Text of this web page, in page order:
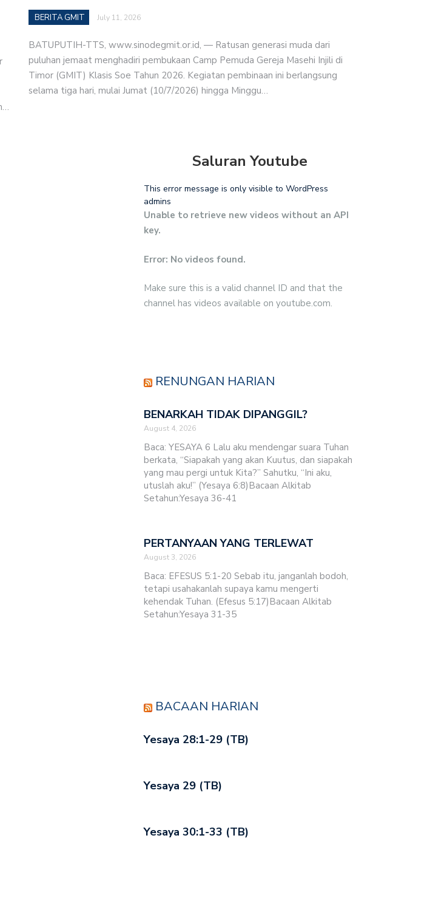
BERITA GMIT July 11, 2026
BATUPUTIH-TTS, www.sinodegmit.or.id, — Ratusan generasi muda dari
puluhan jemaat menghadiri pembukaan Camp Pemuda Gereja Masehi Injili di
Timor (GMIT) Klasis Soe Tahun 2026. Kegiatan pembinaan ini berlangsung
selama tiga hari, mulai Jumat (10/7/2026) hingga Minggu…
Saluran Youtube
This error message is only visible to WordPress
admins
Unable to retrieve new videos without an API
key.
Error: No videos found.
Make sure this is a valid channel ID and that the
channel has videos available on youtube.com.
RENUNGAN HARIAN
BENARKAH TIDAK DIPANGGIL?
August 4, 2026
Baca: YESAYA 6 Lalu aku mendengar suara Tuhan
berkata, “Siapakah yang akan Kuutus, dan siapakah
yang mau pergi untuk Kita?” Sahutku, “Ini aku,
utuslah aku!” (Yesaya 6:8)Bacaan Alkitab
Setahun:Yesaya 36-41
PERTANYAAN YANG TERLEWAT
August 3, 2026
Baca: EFESUS 5:1-20 Sebab itu, janganlah bodoh,
tetapi usahakanlah supaya kamu mengerti
kehendak Tuhan. (Efesus 5:17)Bacaan Alkitab
Setahun:Yesaya 31-35
BACAAN HARIAN
Yesaya 28:1-29 (TB)
Yesaya 29 (TB)
Yesaya 30:1-33 (TB)